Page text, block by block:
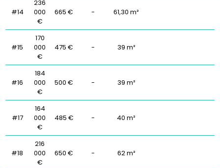
#14
236
000
€
665 € - 61,30 m²
#15
170
000
€
475 € - 39 m²
#16
184
000
€
500 € - 39 m²
#17
164
000
€
485 € - 40 m²
#18
216
000
€
650 € - 62 m²